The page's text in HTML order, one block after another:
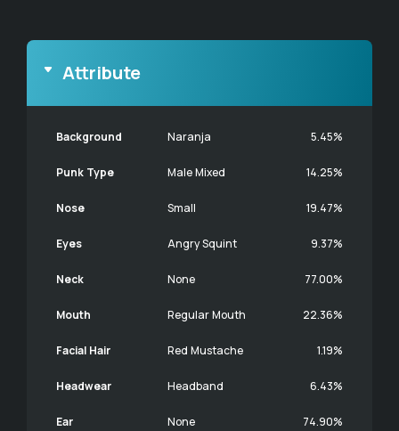
Attribute
Background Naranja 5.45%
Punk Type Male Mixed 14.25%
Nose Small 19.47%
Eyes Angry Squint 9.37%
Neck None 77.00%
Mouth Regular Mouth 22.36%
Facial Hair Red Mustache 1.19%
Headwear Headband 6.43%
Ear None 74.90%